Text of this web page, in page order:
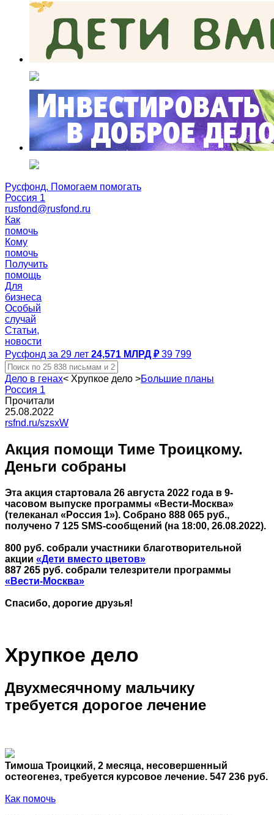
Русфонд. Помогаем помогать
Россия 1
rusfond@rusfond.ru
Как
помочь
Кому
помочь
Получить
помощь
Для
бизнеса
Особый
случай
Статьи,
новости
Русфонд за 29 лет 24,571 МЛРД ₽ 39 799
Дело в генах< Хрупкое дело >Большие планы
Россия 1
Прочитали
25.08.2022
rsfnd.ru/szsxW
Акция помощи Тиме Троицкому.
Деньги собраны
Эта акция стартовала 26 августа 2022 года в 9-
часовом выпуске программы «Вести-Москва»
(телеканал «Россия 1»). Собрано 888 065 руб.,
получено 7 125 SMS-сообщений (на 18:00, 26.08.2022).
800 руб. собрали участники благотворительной
акции «Дети вместо цветов»
887 265 руб. собрали телезрители программы
«Вести-Москва»
Спасибо, дорогие друзья!
Хрупкое дело
Двухмесячному мальчику
требуется дорогое лечение
Тимоша Троицкий, 2 месяца, несовершенный
остеогенез, требуется курсовое лечение. 547 236 руб.
Как помочь